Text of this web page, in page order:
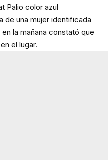
Palio color azul
de una mujer identificada
la mañana constató que
el lugar.